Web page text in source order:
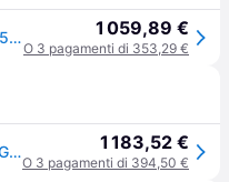
Samsung Galaxy S26 Ultra S948 5g 512gb 12gb Ram Dual Sim Pink Gold — Nuovo 1 059,89 €
O 3 pagamenti di 353,29 €
Samsung Galaxy S26 Ultra 5G 12GB 512GB 6.9" Oro Rosa 1 183,52 €
O 3 pagamenti di 394,50 €